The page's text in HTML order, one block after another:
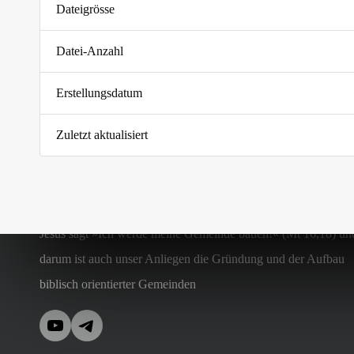
Dateigrösse
Datei-Anzahl
Erstellungsdatum
Zuletzt aktualisiert
Jesus sagt »Ich werde meine Gemeinde bauen!« (Mt 16,18)
darum ist auch unser Anliegen die Gründung und der Aufbau
biblisch orientierter Gemeinden
YouTubeTelegram